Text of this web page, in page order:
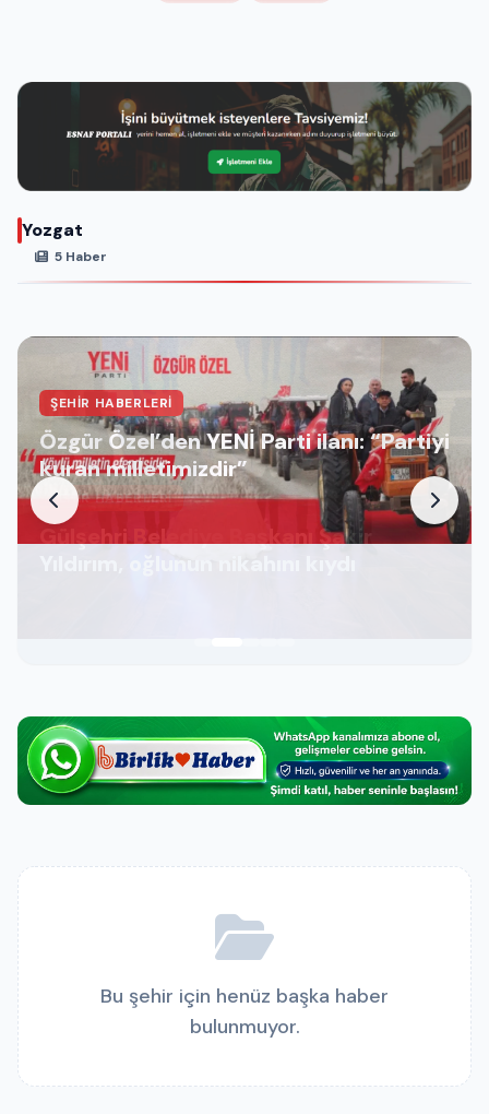
Yozgat
5 Haber
ŞEHIR HABERLERI
Özgür Özel’den YENİ Parti ilanı: “Partiyi
kuran milletimizdir”
ŞEHIR HABERLERI
Gülşehri Belediye Başkanı Şakir
Bu şehir için henüz başka haber
bulunmuyor.